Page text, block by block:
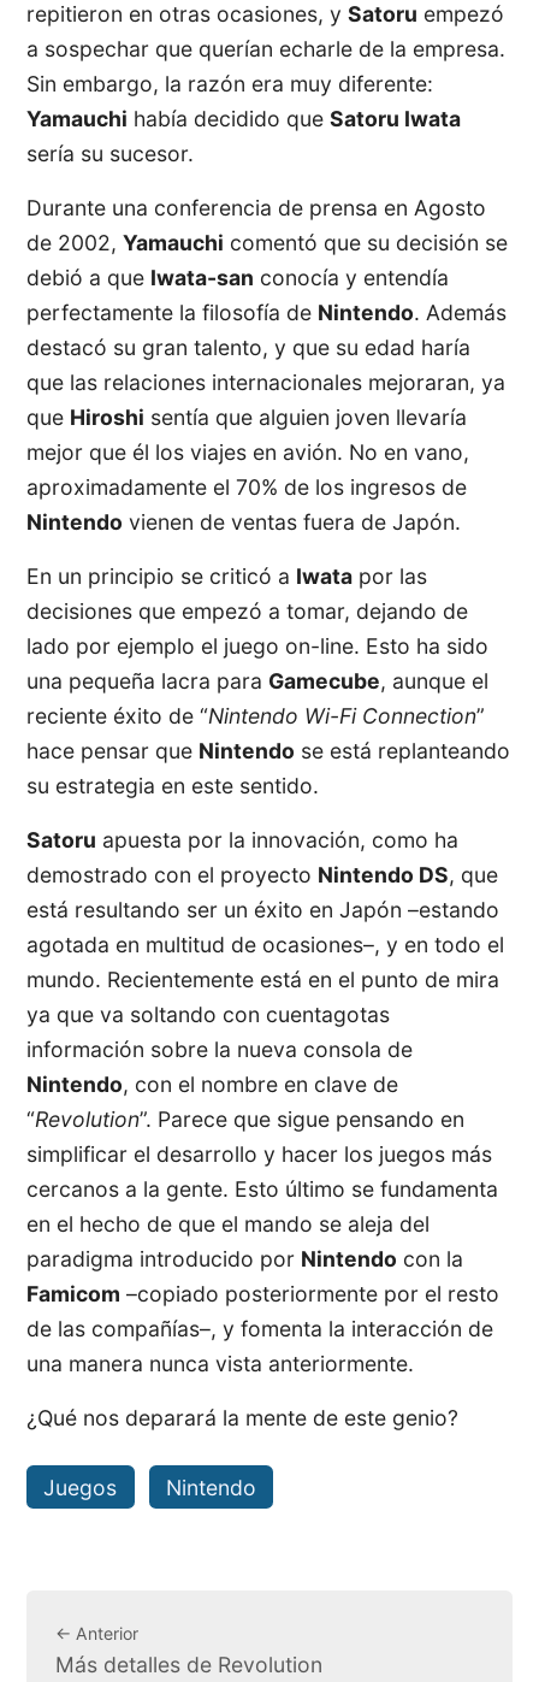
repitieron en otras ocasiones, ySatoru empezó
a sospechar que querían echarle de la empresa.
Sin embargo, la razón era muy diferente:
Yamauchi había decidido queSatoru Iwata
sería su sucesor.
Durante una conferencia de prensa en Agosto
de 2002,Yamauchi comentó que su decisión se
debió a que Iwata-san conocía y entendía
perfectamente la filosofía de Nintendo. Además
destacó su gran talento, y que su edad haría
que las relaciones internacionales mejoraran, ya
que Hiroshi sentía que alguien joven llevaría
mejor que él los viajes en avión. No en vano,
aproximadamente el 70% de los ingresos de
Nintendo vienen de ventas fuera de Japón.
En un principio se criticó a Iwata por las
decisiones que empezó a tomar, dejando de
lado por ejemplo el juego on-line. Esto ha sido
una pequeña lacra para Gamecube, aunque el
reciente éxito de “Nintendo Wi-Fi Connection”
hace pensar que Nintendo se está replanteando
su estrategia en este sentido.
Satoru apuesta por la innovación, como ha
demostrado con el proyecto Nintendo DS, que
está resultando ser un éxito en Japón –estando
agotada en multitud de ocasiones–, y en todo el
mundo. Recientemente está en el punto de mira
ya que va soltando con cuentagotas
información sobre la nueva consola de
Nintendo, con el nombre en clave de
“Revolution”. Parece que sigue pensando en
simplificar el desarrollo y hacer los juegos más
cercanos a la gente. Esto último se fundamenta
en el hecho de que el mando se aleja del
paradigma introducido por Nintendo con la
Famicom –copiado posteriormente por el resto
de las compañías–, y fomenta la interacción de
una manera nunca vista anteriormente.
¿Qué nos deparará la mente de este genio?
Juegos Nintendo
← Anterior
Más detalles de Revolution